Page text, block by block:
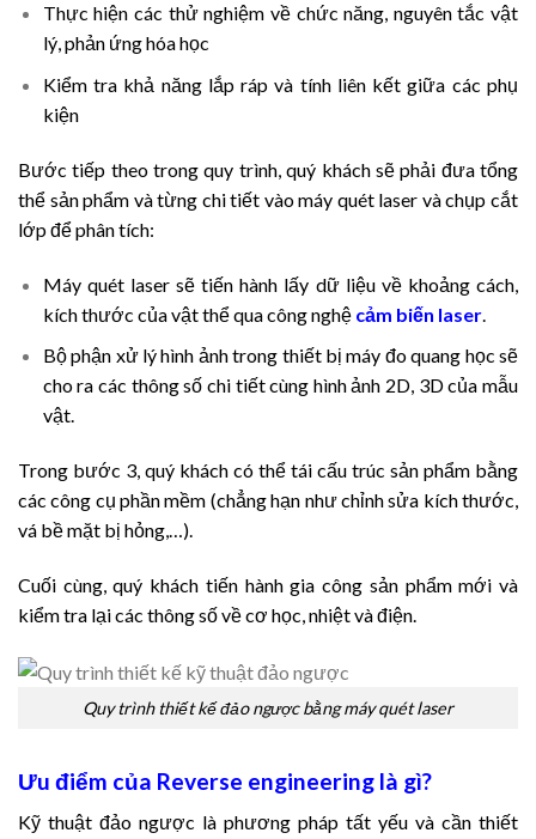
Thực hiện các thử nghiệm về chức năng, nguyên tắc vật
lý, phản ứng hóa học
Kiểm tra khả năng lắp ráp và tính liên kết giữa các phụ
kiện
Bước tiếp theo trong quy trình, quý khách sẽ phải đưa tổng
thể sản phẩm và từng chi tiết vào máy quét laser và chụp cắt
lớp để phân tích:
Máy quét laser sẽ tiến hành lấy dữ liệu về khoảng cách,
kích thước của vật thể qua công nghệ cảm biến laser.
Bộ phận xử lý hình ảnh trong thiết bị máy đo quang học sẽ
cho ra các thông số chi tiết cùng hình ảnh 2D, 3D của mẫu
vật.
Trong bước 3, quý khách có thể tái cấu trúc sản phẩm bằng
các công cụ phần mềm (chẳng hạn như chỉnh sửa kích thước,
vá bề mặt bị hỏng,…).
Cuối cùng, quý khách tiến hành gia công sản phẩm mới và
kiểm tra lại các thông số về cơ học, nhiệt và điện.
Quy trình thiết kế đảo ngược bằng máy quét laser
Ưu điểm của Reverse engineering là gì?
Kỹ thuật đảo ngược là phương pháp tất yếu và cần thiết